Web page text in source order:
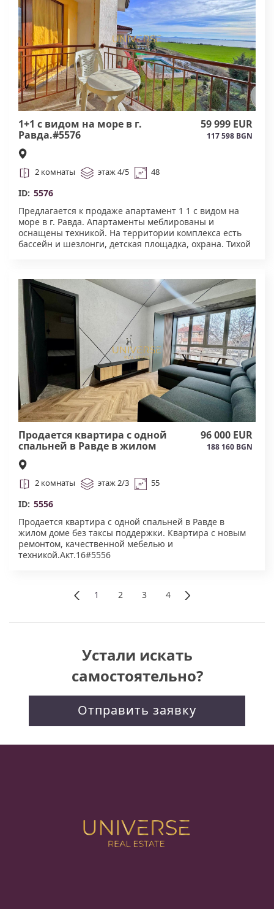
1+1 с видом на море в г.
Равда.#5576
59 999 EUR
117 598 BGN
2 комнаты этаж 4/5 48
ID: 5576
Предлагается к продаже апартамент 1 1 с видом на
море в г. Равда. Апартаменты меблированы и
оснащены техникой. На территории комплекса есть
бассейн и шезлонги, детская площадка, охрана. Тихой
Продается квартира с одной
спальней в Равде в жилом
доме#5556
96 000 EUR
188 160 BGN
2 комнаты этаж 2/3 55
ID: 5556
Продается квартира с одной спальней в Равде в
жилом доме без таксы поддержки. Квартира с новым
ремонтом, качественной мебелью и
техникой.Акт.16#5556
Назад
1 2 3 4
Устали искать
самостоятельно?
Отправить заявку